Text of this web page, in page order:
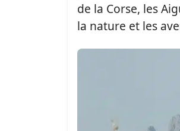
de la Corse, les
la nature et les